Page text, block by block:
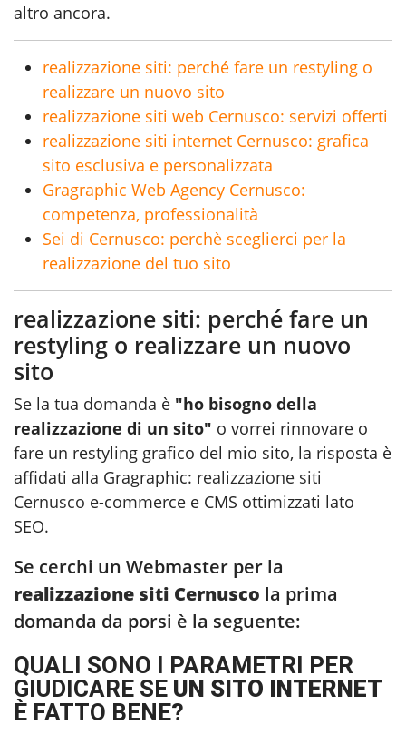
altro ancora.
realizzazione siti: perché fare un restyling o
realizzare un nuovo sito
realizzazione siti web Cernusco: servizi offerti
realizzazione siti internet Cernusco: grafica
sito esclusiva e personalizzata
Gragraphic Web Agency Cernusco:
competenza, professionalità
Sei di Cernusco: perchè sceglierci per la
realizzazione del tuo sito
realizzazione siti: perché fare un
restyling o realizzare un nuovo
sito
Se la tua domanda è "ho bisogno della
realizzazione di un sito" o vorrei rinnovare o
fare un restyling grafico del mio sito, la risposta è
affidati alla Gragraphic: realizzazione siti
Cernusco e-commerce e CMS ottimizzati lato
SEO.
Se cerchi un Webmaster per la
realizzazione siti Cernusco la prima
domanda da porsi è la seguente:
QUALI SONO I PARAMETRI PER
GIUDICARE SE UN SITO INTERNET
È FATTO BENE?